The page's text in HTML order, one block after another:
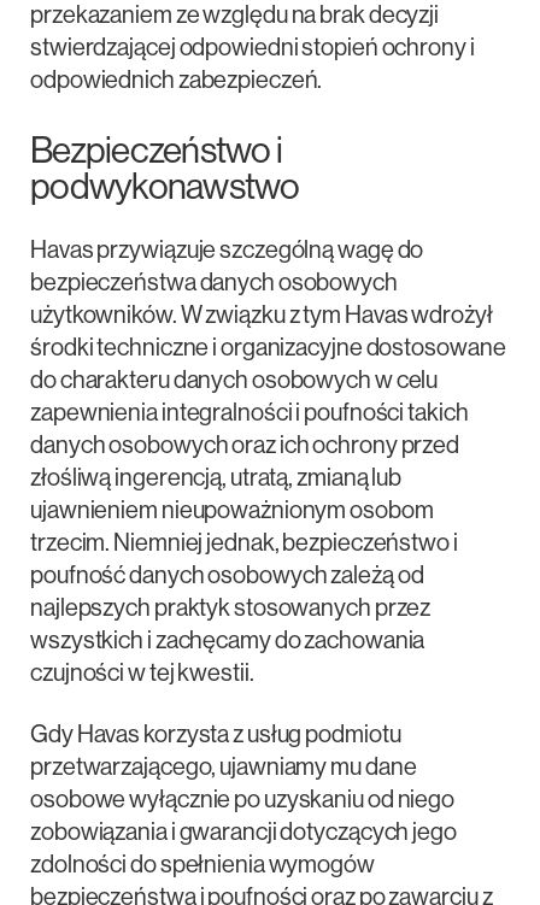
przekazaniem ze względu na brak decyzji
stwierdzającej odpowiedni stopień ochrony i
odpowiednich zabezpieczeń.
Bezpieczeństwo i
podwykonawstwo
Havas przywiązuje szczególną wagę do
bezpieczeństwa danych osobowych
użytkowników. W związku z tym Havas wdrożył
środki techniczne i organizacyjne dostosowane
do charakteru danych osobowych w celu
zapewnienia integralności i poufności takich
danych osobowych oraz ich ochrony przed
złośliwą ingerencją, utratą, zmianą lub
ujawnieniem nieupoważnionym osobom
trzecim. Niemniej jednak, bezpieczeństwo i
poufność danych osobowych zależą od
najlepszych praktyk stosowanych przez
wszystkich i zachęcamy do zachowania
czujności w tej kwestii.
Gdy Havas korzysta z usług podmiotu
przetwarzającego, ujawniamy mu dane
osobowe wyłącznie po uzyskaniu od niego
zobowiązania i gwarancji dotyczących jego
zdolności do spełnienia wymogów
bezpieczeństwa i poufności oraz po zawarciu z